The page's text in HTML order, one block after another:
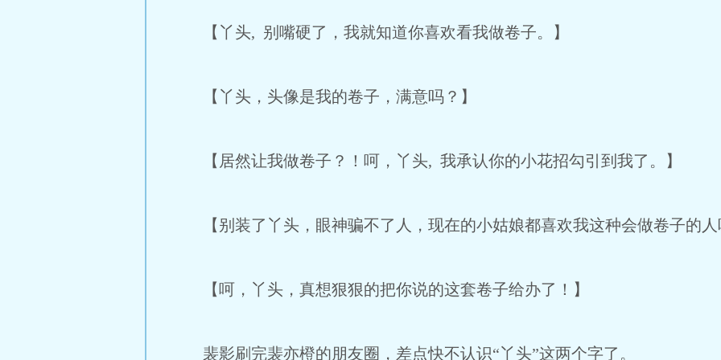
【丫头, 别嘴硬了，我就知道你喜欢看我做卷子。】
【丫头，头像是我的卷子，满意吗？】
【居然让我做卷子？！呵，丫头, 我承认你的小花招勾引到我了。】
【别装了丫头，眼神骗不了人，现在的小姑娘都喜欢我这种会做卷子的人
【呵，丫头，真想狠狠的把你说的这套卷子给办了！】
裴影刷完裴亦橙的朋友圈，差点快不认识“丫头”这两个字了。